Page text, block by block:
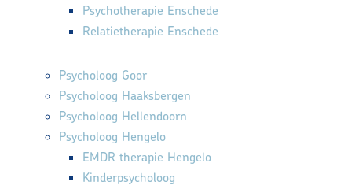
Psychotherapie Enschede
Relatietherapie Enschede
Psycholoog Goor
Psycholoog Haaksbergen
Psycholoog Hellendoorn
Psycholoog Hengelo
EMDR therapie Hengelo
Kinderpsycholoog